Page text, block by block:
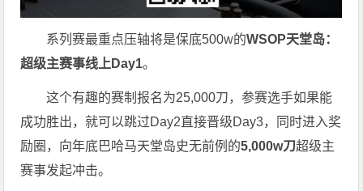
系列赛最重点压轴将是保底500w的WSOP天堂岛：
超级主赛事线上Day1。
这个有趣的赛制报名为25,000刀，参赛选手如果能
成功胜出，就可以跳过Day2直接晋级Day3，同时进入奖
励圈，向年底巴哈马天堂岛史无前例的5,000w刀超级主
赛事发起冲击。